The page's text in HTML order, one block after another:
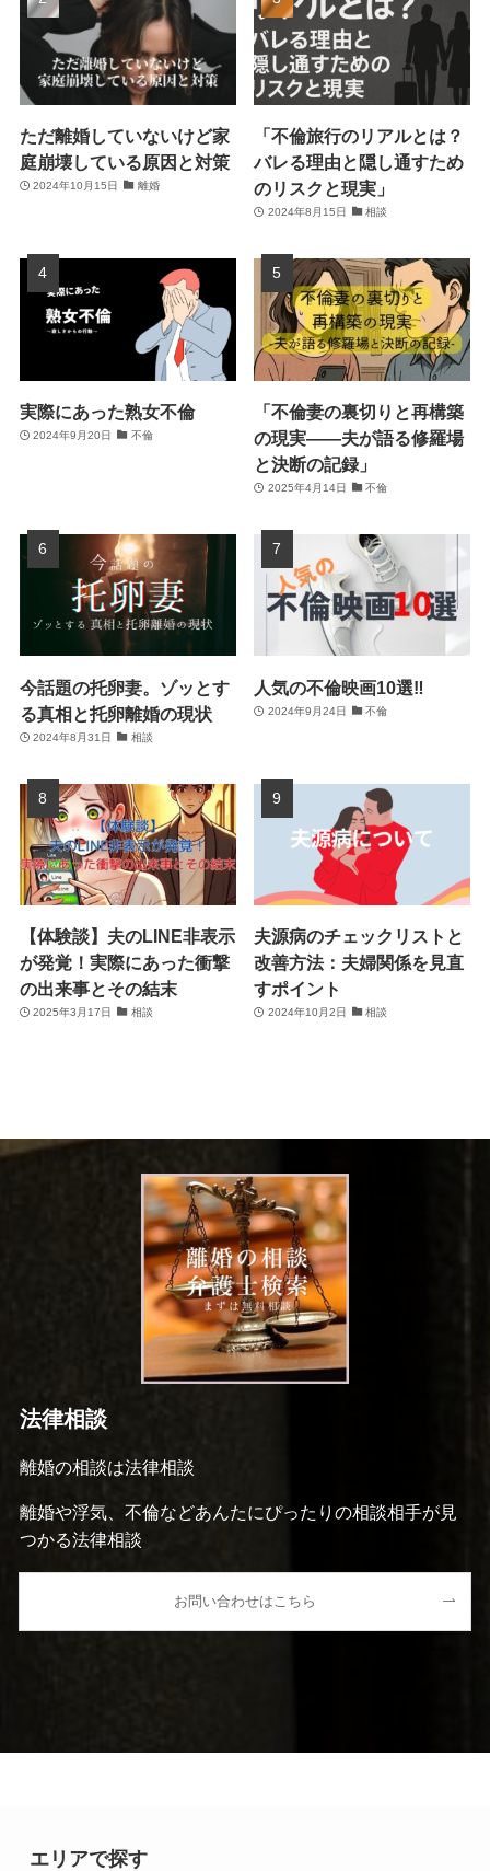
ただ離婚していないけど家
庭崩壊している原因と対策
2024年10月15日 離婚
「不倫旅行のリアルとは？
バレる理由と隠し通すため
のリスクと現実」
2024年8月15日 相談
実際にあった熟女不倫
2024年9月20日 不倫
「不倫妻の裏切りと再構築
の現実――夫が語る修羅場
と決断の記録」
2025年4月14日 不倫
今話題の托卵妻。ゾッとす
る真相と托卵離婚の現状
2024年8月31日 相談
人気の不倫映画10選‼
2024年9月24日 不倫
【体験談】夫のLINE非表示
が発覚！実際にあった衝撃
の出来事とその結末
2025年3月17日 相談
夫源病のチェックリストと
改善方法：夫婦関係を見直
すポイント
2024年10月2日 相談
法律相談
離婚の相談は法律相談
離婚や浮気、不倫などあんたにぴったりの相談相手が見
つかる法律相談
お問い合わせはこちら
エリアで探す